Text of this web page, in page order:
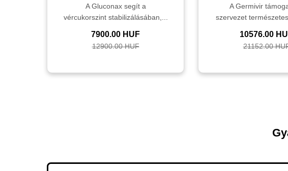
A Gluconax segít a
vércukorszint stabilizálásában,...
7900.00 HUF
12900.00 HUF
A Germivir
szervezet természetes
10576.00
21152.00